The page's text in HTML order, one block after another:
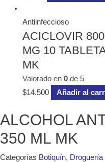
Antiinfeccioso
ACICLOVIR 800
MG 10
MK
Valorado en 0de 5
$14.500 Añadir al
ALCOHOL
350 ML MK
Categorías Botiquín,